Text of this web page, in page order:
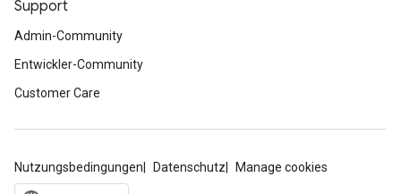
Support
Admin-Community
Entwickler-Community
Customer Care
Nutzungsbedingungen Datenschutz Manage cookies